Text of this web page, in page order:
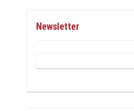
Newsletter